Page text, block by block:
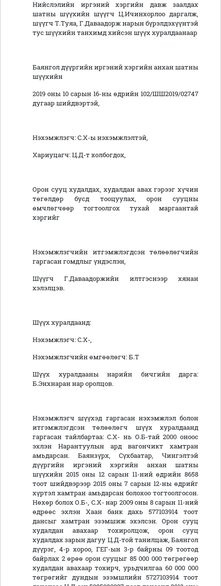
Нийслэлийн иргэний хэргийн давж заалдах
шатны шүүхийн шүүгч Ц.Ичинхорлоо даргалж,
шүүгч Т.Туяа, Г.Даваадорж нарын бүрэлдэхүүнтэй
тус шүүхийн танхимд хийсэн шүүх хуралдаанаар
Баянгол дүүргийн иргэний хэргийн анхан шатны
шүүхийн
2019 оны 10 сарын 16-ны өдрийн 102/ШШ2019/02747
дугаар шийдвэртэй,
Нэхэмжлэгч: С.Х-ы нэхэмжлэлтэй,
Хариуцагч: Ц.Д-т холбогдох,
Орон сууц худалдах, худалдан авах гэрээг хүчин
төгөлдөр бусд тооцуулах, орон сууцны
өмчлөгчөөр тогтоолгох тухай маргаантай
хэргийг
Нэхэмжлэгчийн итгэмжлэгдсэн төлөөлөгчийн
гаргасан гомдлыг үндэслэн,
Шүүгч Г.Даваадоржийн илтгэснээр хянан
хэлэлцэв.
Шүүх хуралдаанд:
Нэхэмжлэгч: С.Х-,
Нэхэмжлэгчийн өмгөөлөгч: Б.Т
Шүүх хуралдааны нарийн бичгийн дарга:
Б.Энхнаран нар оролцов.
Нэхэмжлэгч шүүхэд гаргасан нэхэмжлэл болон
итгэмжлэгдсэн төлөөлөгч шүүх хуралдаанд
гаргасан тайлбартаа: С.Х- нь О.Б-тай 2000 оноос
эхлэн Нарантуулын ард вагончикт хамтран
амьдарсан. Баянзүрх, Сүхбаатар, Чингэлтэй
дүүргийн иргэний хэргийн анхан шатны
шүүхийн 2015 оны 12 сарын 11-ний өдрийн 8658
тоот шийдвэрээр 2015 оны 7 сарын 12-ны өдрийг
хүртэл хамтран амьдарсан болохоо тогтоолгосон.
Нөхөр болох О.Б-, С.Х- нар 2009 оны 8 сарын 11-ний
өдрөөс эхлэн Хаан банк дахь 577103914 тоот
дансыг хамтран эзэмшиж эхэлсэн. Орон сууц
худалдан авахаар тохиролцож, орон сууц
худалдах зарын дагуу Ц.Д-той танилцаж, Баянгол
дүүрэг, 4-р хороо, ГЕГ-ын 3-р байрны 09 тоотод
байрлах 2 өрөө орон сууцыг 85 000 000 төгрөгөөр
худалдан авахаар тохирч, урьдчилгаа 60 000 000
төгрөгийг дундын эзэмшлийн 5727103914 тоот